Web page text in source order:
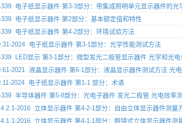
339 电子纸显示器件 第3-3部分：带集成照明单元显示器件的光
339 电子纸显示器件 第2部分：基本额定值和特性
339 电子纸显示器件 第4-2部分：环境试验方法
2024 电子纸显示器件 第3-1部分：光学性能测试方法
339 LED显示 第3-1部分：微型发光二极管显示器件 光学和光
2021 液晶显示器件 第6-1部分：液晶显示器件测试方法 光
2024 电子纸显示器件 第1-1 部分：术语
339 半导体器件 第5-8部分：光电子器件 发光二极管 光电效率
2016 立体显示器件 第4-2-1部分：自由立体显示器件测
2016 立体显示器件 第4-1-1部分：眼镜式立体显示器件测